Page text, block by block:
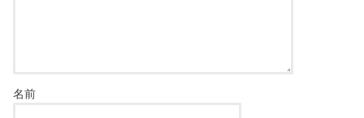
名前